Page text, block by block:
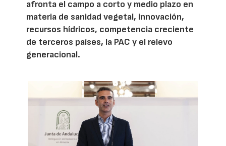
afronta el campo a corto y medio plazo en
materia de sanidad vegetal, innovación,
recursos hídricos, competencia creciente
de terceros países, la PAC y el relevo
generacional.